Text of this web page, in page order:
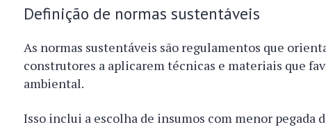
Definição de normas sustentáveis
As normas sustentáveis são regulamentos que
construtores a aplicarem técnicas e materiais que
ambiental.
Isso inclui a escolha de insumos com menor pegada